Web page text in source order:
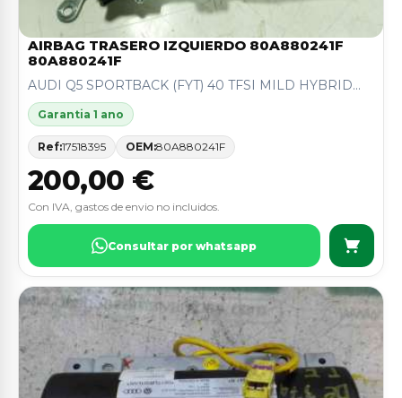
AIRBAG TRASERO IZQUIERDO 80A880241F
80A880241F
AUDI Q5 SPORTBACK (FYT) 40 TFSI MILD HYBRID...
Garantia 1 ano
Ref:17518395 OEM:80A880241F
200,00 €
Con IVA, gastos de envio no incluidos.
Consultar por whatsapp